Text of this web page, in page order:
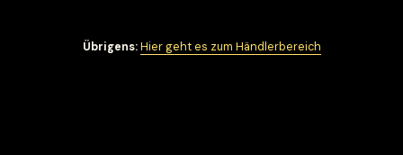
Übrigens:Hier geht es zum Händlerbereich